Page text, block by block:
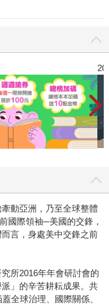
動亞洲，乃至全球整體
國際領袖─美國的交鋒，
言，身處美中交鋒之前
所2016年年會研討會的
」的辛苦耕耘成果。共
全球治理、國際關係、